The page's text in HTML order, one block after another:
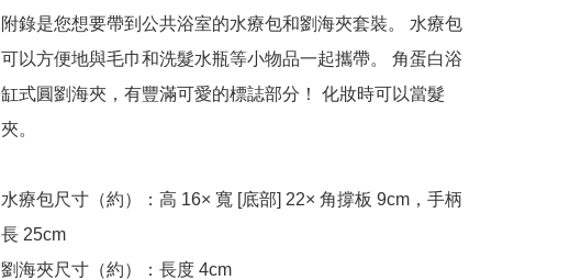
附錄是您想要帶到公共浴室的水療包和劉海夾套裝。 水療包
可以方便地與毛巾和洗髮水瓶等小物品一起攜帶。 角蛋白浴
缸式圓劉海夾，有豐滿可愛的標誌部分！ 化妝時可以當髮
夾。
水療包尺寸（約）：高 16× 寬 [底部] 22× 角撐板 9cm，手柄
長 25cm
劉海夾尺寸（約）：長度 4cm